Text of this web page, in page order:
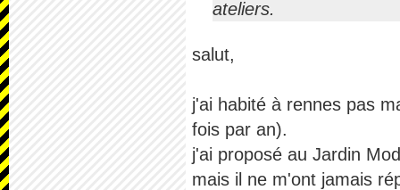
ateliers.
salut,
j'ai habité à rennes pas
fois par an).
j'ai proposé au Jardin
mais il ne m'ont jamais